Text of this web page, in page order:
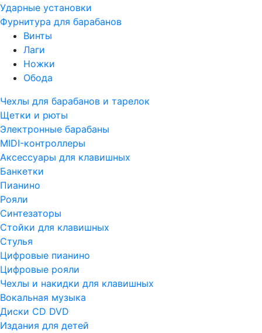
Ударные установки
Фурнитура для барабанов
Винты
Лаги
Ножки
Обода
Чехлы для барабанов и тарелок
Щетки и рюты
Электронные барабаны
MIDI-контроллеры
Аксессуары для клавишных
Банкетки
Пианино
Рояли
Синтезаторы
Стойки для клавишных
Стулья
Цифровые пианино
Цифровые рояли
Чехлы и накидки для клавишных
Вокальная музыка
Диски CD DVD
Издания для детей